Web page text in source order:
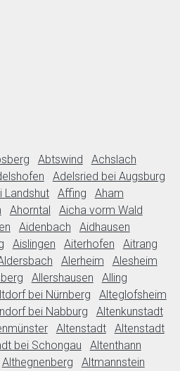
Abtswind
Achslach
Adelsried bei Augsburg
Landshut Affing
Aham
Ahorntal
Aicha vorm Wald
Aidenbach
Aidhausen
Aislingen Aiterhofen
Aitrang
Alerheim
Alesheim
Allershausen
Alling
bei Nürnberg
Alteglofsheim
bei Nabburg
Altenkunstadt
Altenstadt
Altenstadt
bei Schongau
Altenthann
Althegnenberg
Altmannstein